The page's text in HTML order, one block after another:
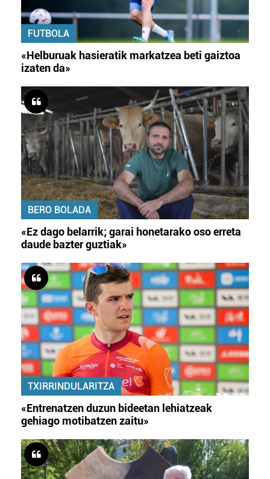
FUTBOLA
«Helburuak hasieratik markatzea beti gaiztoa
izaten da»
BERO BOLADA
«Ez dago belarrik; garai honetarako oso erreta
daude bazter guztiak»
TXIRRINDULARITZA
«Entrenatzen duzun bideetan lehiatzeak
gehiago motibatzen zaitu»